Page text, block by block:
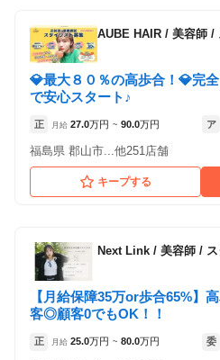
AUBE HAIR / 美容師 /
💎最大８０％の高歩合！💎完
で安心スタート♪
正 月給 27.0万円 ~ 90.0万円 ア
福島県 郡山市...他251店舗
キープする
Next Link / 美容師 / ス
【月給保障35万or歩合65%】
客◎顧客0でもOK！！
正 月給 25.0万円 ~ 80.0万円 委